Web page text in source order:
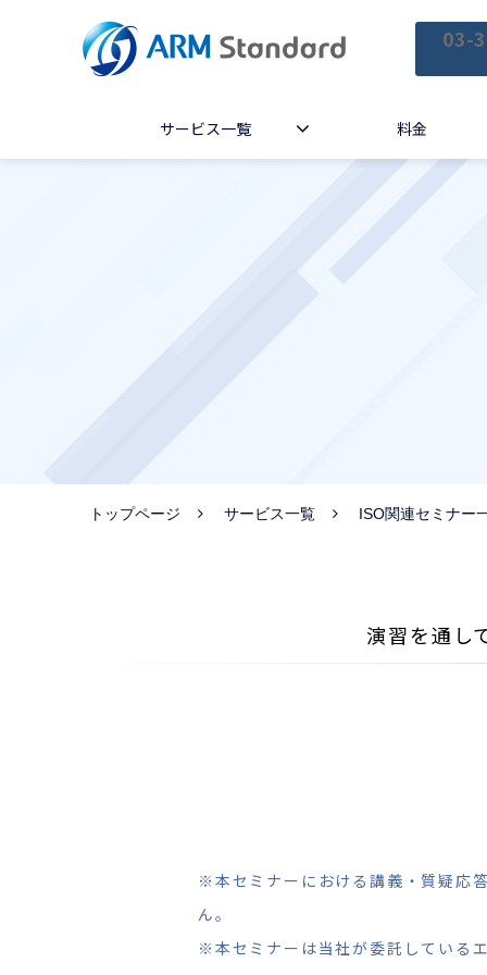
03-
サービス一覧 料金
トップページ サービス一覧 ISO関連セミナー
演習を通し
※本セミナーにおける講義・質疑応
ん。
※本セミナーは当社が委託している